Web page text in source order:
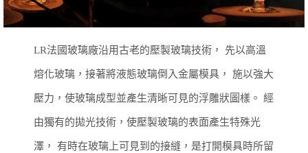
LR法國玻璃廠沿用古老的壓製玻璃技術， 先以高溫
熔化玻璃，接著將液態玻璃倒入金屬模具， 施以強大
壓力，使玻璃成型並產生清晰可見的浮雕狀圖樣。 經
由獨有的拋光技術，使壓製玻璃的表面產生特殊光
澤， 有時在玻璃上可見到的接縫，是打開模具時所留